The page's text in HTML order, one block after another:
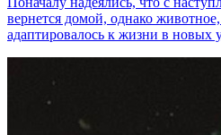
вернется домой, однако
адаптировалось к жизни в новых